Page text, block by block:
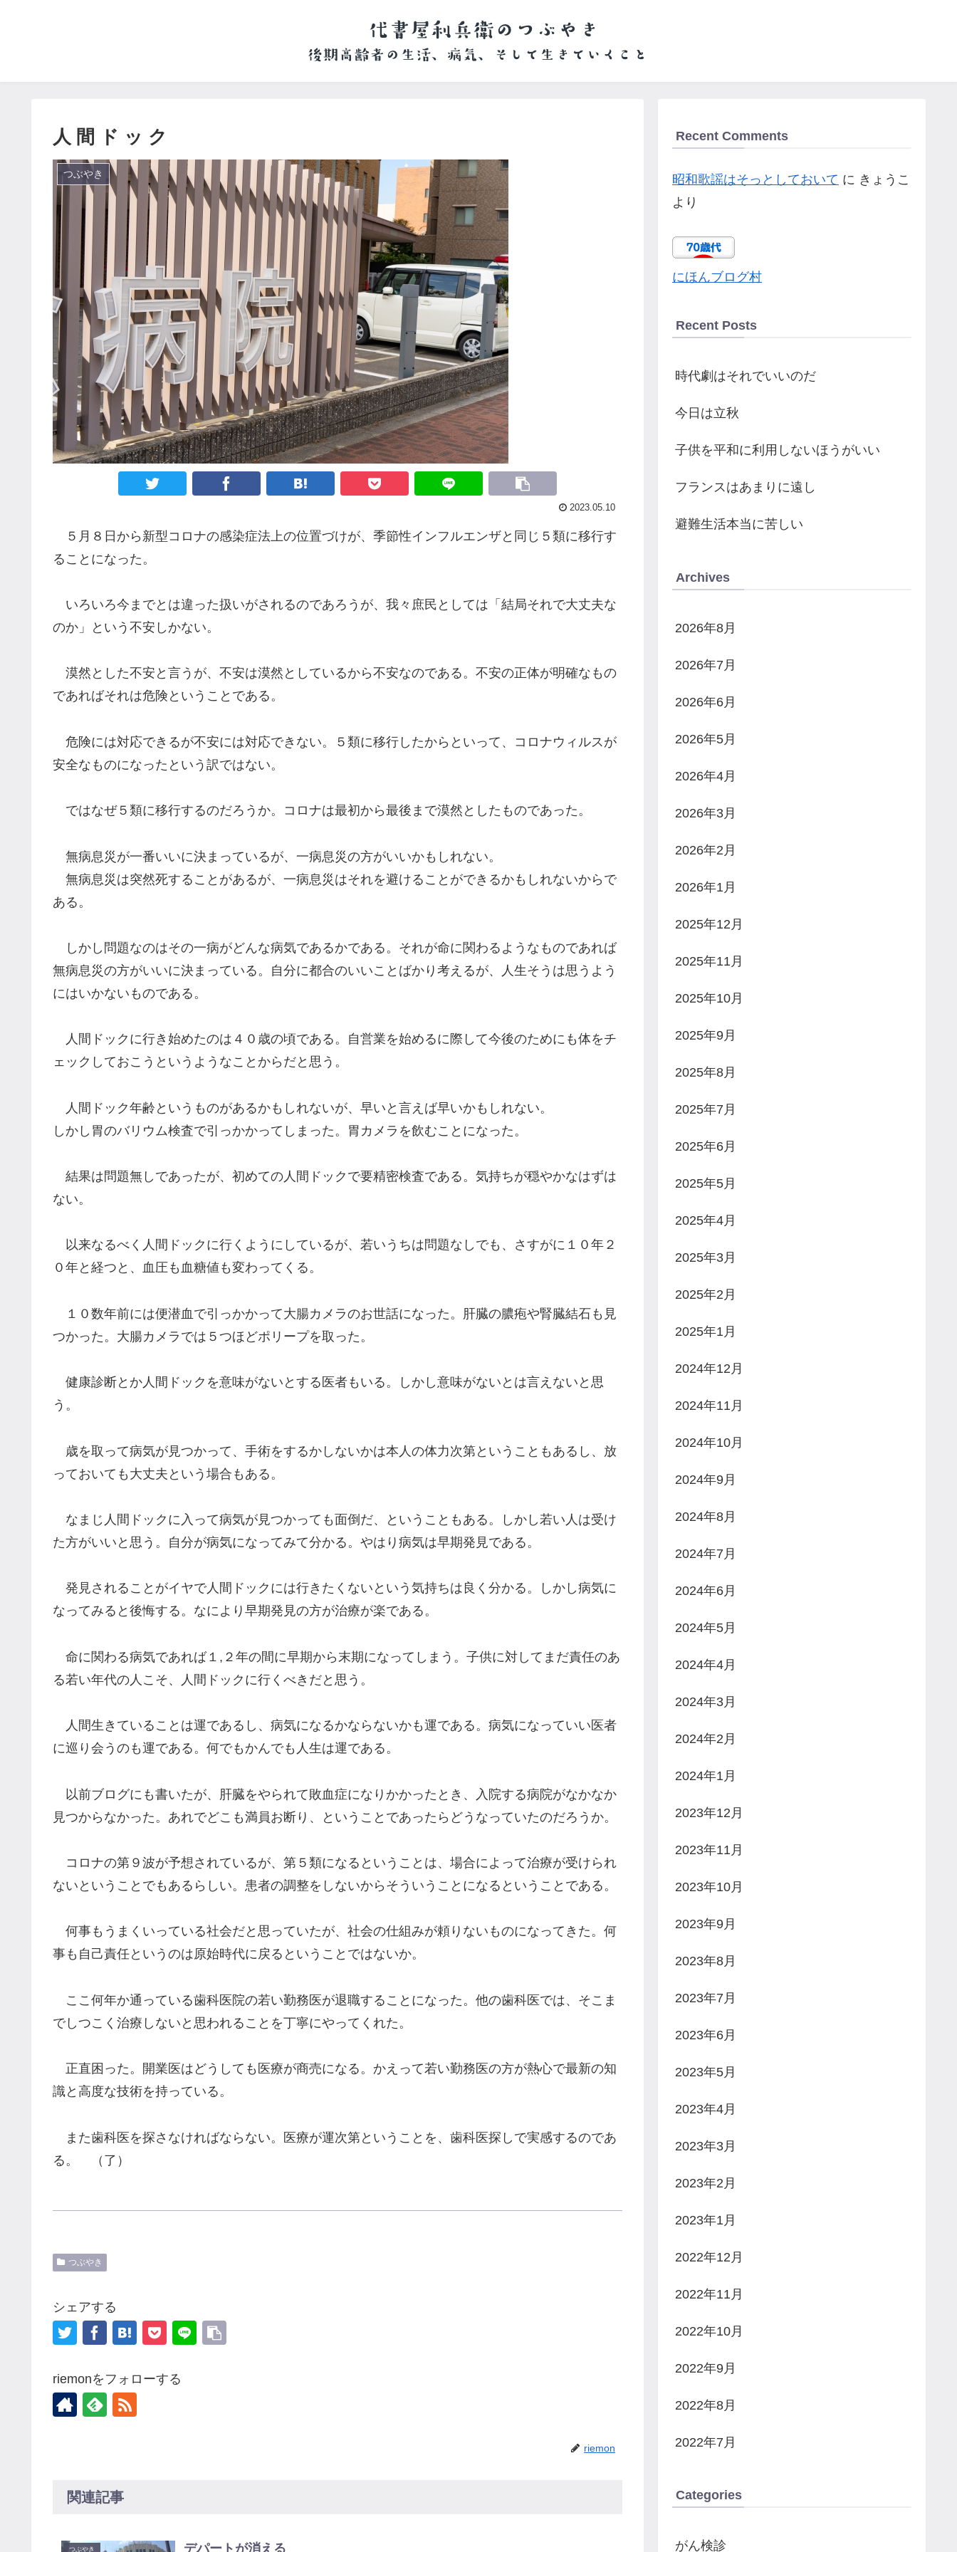
人 間 ド ッ ク
つぶやき
2023.05.10
５月８日から新型コロナの感染症法上の位置づけが、季節性インフルエンザと同じ５類に移行す
ることになった。
いろいろ今までとは違った扱いがされるのであろうが、我々庶民としては「結局それで大丈夫な
のか」という不安しかない。
漠然とした不安と言うが、不安は漠然としているから不安なのである。不安の正体が明確なもの
であればそれは危険ということである。
危険には対応できるが不安には対応できない。５類に移行したからといって、コロナウィルスが
安全なものになったという訳ではない。
ではなぜ５類に移行するのだろうか。コロナは最初から最後まで漠然としたものであった。
無病息災が一番いいに決まっているが、一病息災の方がいいかもしれない。
無病息災は突然死することがあるが、一病息災はそれを避けることができるかもしれないからで
ある。
しかし問題なのはその一病がどんな病気であるかである。それが命に関わるようなものであれば
無病息災の方がいいに決まっている。自分に都合のいいことばかり考えるが、人生そうは思うよう
にはいかないものである。
人間ドックに行き始めたのは４０歳の頃である。自営業を始めるに際して今後のためにも体をチ
ェックしておこうというようなことからだと思う。
人間ドック年齢というものがあるかもしれないが、早いと言えば早いかもしれない。
しかし胃のバリウム検査で引っかかってしまった。胃カメラを飲むことになった。
結果は問題無しであったが、初めての人間ドックで要精密検査である。気持ちが穏やかなはずは
ない。
以来なるべく人間ドックに行くようにしているが、若いうちは問題なしでも、さすがに１０年２
０年と経つと、血圧も血糖値も変わってくる。
１０数年前には便潜血で引っかかって大腸カメラのお世話になった。肝臓の膿疱や腎臓結石も見
つかった。大腸カメラでは５つほどポリープを取った。
健康診断とか人間ドックを意味がないとする医者もいる。しかし意味がないとは言えないと思
う。
歳を取って病気が見つかって、手術をするかしないかは本人の体力次第ということもあるし、放
っておいても大丈夫という場合もある。
なまじ人間ドックに入って病気が見つかっても面倒だ、ということもある。しかし若い人は受け
た方がいいと思う。自分が病気になってみて分かる。やはり病気は早期発見である。
発見されることがイヤで人間ドックには行きたくないという気持ちは良く分かる。しかし病気に
なってみると後悔する。なにより早期発見の方が治療が楽である。
命に関わる病気であれば１,２年の間に早期から末期になってしまう。子供に対してまだ責任のあ
る若い年代の人こそ、人間ドックに行くべきだと思う。
人間生きていることは運であるし、病気になるかならないかも運である。病気になっていい医者
に巡り会うのも運である。何でもかんでも人生は運である。
以前ブログにも書いたが、肝臓をやられて敗血症になりかかったとき、入院する病院がなかなか
見つからなかった。あれでどこも満員お断り、ということであったらどうなっていたのだろうか。
コロナの第９波が予想されているが、第５類になるということは、場合によって治療が受けられ
ないということでもあるらしい。患者の調整をしないからそういうことになるということである。
何事もうまくいっている社会だと思っていたが、社会の仕組みが頼りないものになってきた。何
事も自己責任というのは原始時代に戻るということではないか。
ここ何年か通っている歯科医院の若い勤務医が退職することになった。他の歯科医では、そこま
でしつこく治療しないと思われることを丁寧にやってくれた。
正直困った。開業医はどうしても医療が商売になる。かえって若い勤務医の方が熱心で最新の知
識と高度な技術を持っている。
また歯科医を探さなければならない。医療が運次第ということを、歯科医探しで実感するのであ
る。 （了）
つぶやき
シェアする
riemonをフォローする
riemon
関連記事
つぶやき デパートが消える
Recent Comments
昭和歌謡はそっとしておいて に きょうこ
より
にほんブログ村
Recent Posts
時代劇はそれでいいのだ
今日は立秋
子供を平和に利用しないほうがいい
フランスはあまりに遠し
避難生活本当に苦しい
Archives
2026年8月
2026年7月
2026年6月
2026年5月
2026年4月
2026年3月
2026年2月
2026年1月
2025年12月
2025年11月
2025年10月
2025年9月
2025年8月
2025年7月
2025年6月
2025年5月
2025年4月
2025年3月
2025年2月
2025年1月
2024年12月
2024年11月
2024年10月
2024年9月
2024年8月
2024年7月
2024年6月
2024年5月
2024年4月
2024年3月
2024年2月
2024年1月
2023年12月
2023年11月
2023年10月
2023年9月
2023年8月
2023年7月
2023年6月
2023年5月
2023年4月
2023年3月
2023年2月
2023年1月
2022年12月
2022年11月
2022年10月
2022年9月
2022年8月
2022年7月
Categories
がん検診